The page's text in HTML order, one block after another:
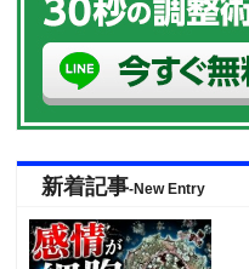
新着記事-New Entry